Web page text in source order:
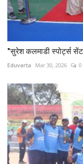
"सुरेश कलमाडी स्पोर्ट्स
Eduvarta Mar 30, 2026 0